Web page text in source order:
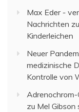
Max Eder -
Nachrichten zu
Kinderleichen
Neuer
medizinische
Kontrolle von
zu Mel